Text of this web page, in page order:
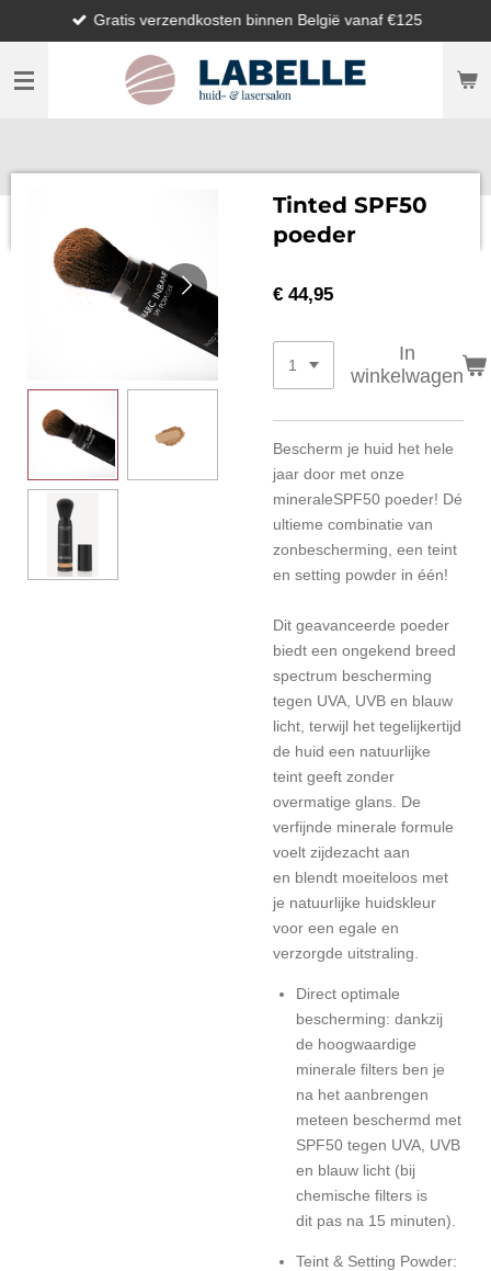
direct
naar
hoofdinhoud
Gratis verzendkosten binnen België vanaf €125
Tinted SPF50
poeder
€ 44,95
In
winkelwagen
Bescherm je huid het hele
jaar door met onze
mineraleSPF50 poeder! Dé
ultieme combinatie van
zonbescherming, een teint
en setting powder in één!
Dit geavanceerde poeder
biedt een ongekend breed
spectrum bescherming
tegen UVA, UVB en blauw
licht, terwijl het tegelijkertijd
de huid een natuurlijke
teint geeft zonder
overmatige glans. De
verfijnde minerale formule
voelt zijdezacht aan
en blendt moeiteloos met
je natuurlijke huidskleur
voor een egale en
verzorgde uitstraling.
Direct optimale
bescherming: dankzij
de hoogwaardige
minerale filters ben je
na het aanbrengen
meteen beschermd met
SPF50 tegen UVA, UVB
en blauw licht (bij
chemische filters is
dit pas na 15 minuten).
Teint & Setting Powder: